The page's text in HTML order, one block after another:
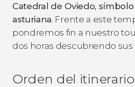
Catedral de Oviedo,
asturiana. Frente a este
pondremos fin a nuestro
dos horas descubriendo sus
Orden del itinerario